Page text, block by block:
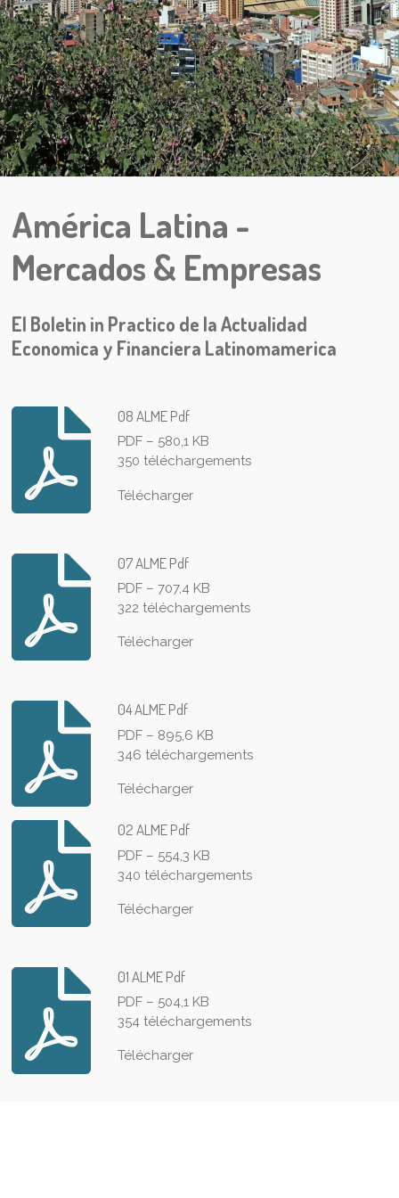
América Latina -
Mercados & Empresas
El Boletin in Practico de la Actualidad
Economica y Financiera Latinomamerica
08 ALME Pdf
PDF – 580,1 KB
350 téléchargements
Télécharger
07 ALME Pdf
PDF – 707,4 KB
322 téléchargements
Télécharger
04 ALME Pdf
PDF – 895,6 KB
346 téléchargements
Télécharger
02 ALME Pdf
PDF – 554,3 KB
340 téléchargements
Télécharger
01 ALME Pdf
PDF – 504,1 KB
354 téléchargements
Télécharger